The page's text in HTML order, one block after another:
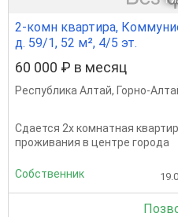
2-комн квартира,
д. 59/1, 52 м², 4/5 эт.
60 000 ₽ в месяц
Республика Алтай, Горно-
Сдается 2х комнатная
проживания в центре города
Собственник